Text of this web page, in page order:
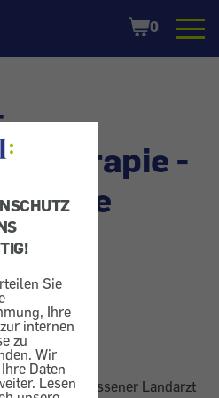
Sie
Ihre
internen
zu
Wir
Daten
Lesen
Shopping
Cart
0
-
Therapie
2006.
niedergelassener Landarzt